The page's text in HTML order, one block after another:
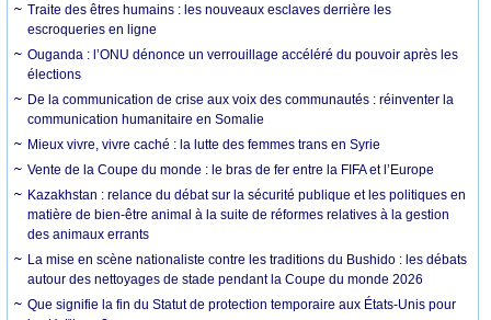
Traite des êtres humains : les nouveaux esclaves derrière les
escroqueries en ligne
Ouganda : l’ONU dénonce un verrouillage accéléré du pouvoir après les
élections
De la communication de crise aux voix des communautés : réinventer la
communication humanitaire en Somalie
Mieux vivre, vivre caché : la lutte des femmes trans en Syrie
Vente de la Coupe du monde : le bras de fer entre la FIFA et l’Europe
Kazakhstan : relance du débat sur la sécurité publique et les politiques en
matière de bien-être animal à la suite de réformes relatives à la gestion
des animaux errants
La mise en scène nationaliste contre les traditions du Bushido : les débats
autour des nettoyages de stade pendant la Coupe du monde 2026
Que signifie la fin du Statut de protection temporaire aux États-Unis pour